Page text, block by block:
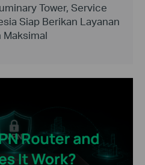
Tower, Service
Siap Berikan Layanan
Maksimal